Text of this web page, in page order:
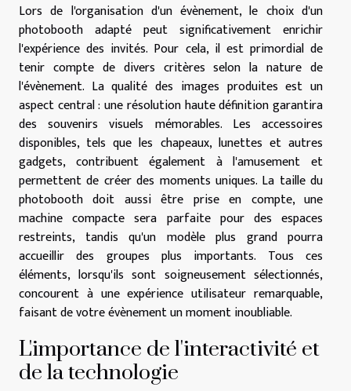
Lors de l'organisation d'un évènement, le choix d'un
photobooth adapté peut significativement enrichir
l'expérience des invités. Pour cela, il est primordial de
tenir compte de divers critères selon la nature de
l'évènement. La qualité des images produites est un
aspect central : une résolution haute définition garantira
des souvenirs visuels mémorables. Les accessoires
disponibles, tels que les chapeaux, lunettes et autres
gadgets, contribuent également à l'amusement et
permettent de créer des moments uniques. La taille du
photobooth doit aussi être prise en compte, une
machine compacte sera parfaite pour des espaces
restreints, tandis qu'un modèle plus grand pourra
accueillir des groupes plus importants. Tous ces
éléments, lorsqu'ils sont soigneusement sélectionnés,
concourent à une expérience utilisateur remarquable,
faisant de votre évènement un moment inoubliable.
L'importance de l'interactivité et
de la technologie